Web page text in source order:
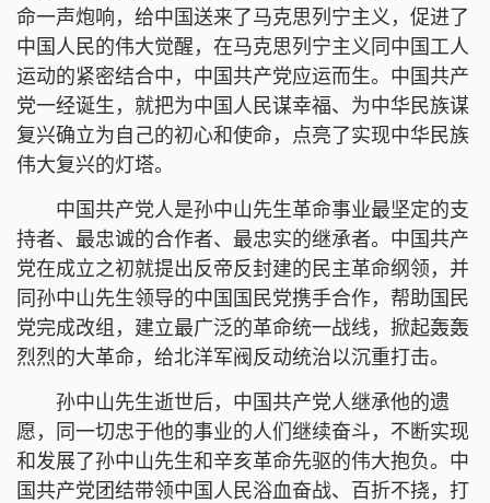
命一声炮响，给中国送来了马克思列宁主义，促进了
中国人民的伟大觉醒，在马克思列宁主义同中国工人
运动的紧密结合中，中国共产党应运而生。中国共产
党一经诞生，就把为中国人民谋幸福、为中华民族谋
复兴确立为自己的初心和使命，点亮了实现中华民族
伟大复兴的灯塔。
中国共产党人是孙中山先生革命事业最坚定的支
持者、最忠诚的合作者、最忠实的继承者。中国共产
党在成立之初就提出反帝反封建的民主革命纲领，并
同孙中山先生领导的中国国民党携手合作，帮助国民
党完成改组，建立最广泛的革命统一战线，掀起轰轰
烈烈的大革命，给北洋军阀反动统治以沉重打击。
孙中山先生逝世后，中国共产党人继承他的遗
愿，同一切忠于他的事业的人们继续奋斗，不断实现
和发展了孙中山先生和辛亥革命先驱的伟大抱负。中
国共产党团结带领中国人民浴血奋战、百折不挠，打